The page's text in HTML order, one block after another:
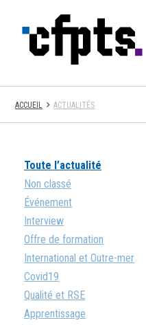
ACCUEIL ACTUALITÉS
Toute l’actualité
Non classé
Événement
Interview
Offre de formation
International et Outre-mer
Covid19
Qualité et RSE
Apprentissage